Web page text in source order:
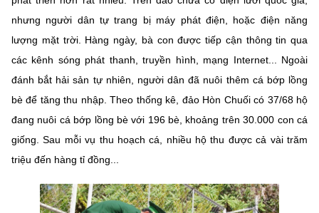
nhưng người dân tự trang bị máy phát điện, hoặc điện năng
lượng mặt trời. Hàng ngày, bà con được tiếp cận thông tin qua
các kênh sóng phát thanh, truyền hình, mạng Internet... Ngoài
đánh bắt hải sản tự nhiên, người dân đã nuôi thêm cá bớp lồng
bè để tăng thu nhập. Theo thống kê, đảo Hòn Chuối có 37/68 hộ
đang nuôi cá bớp lồng bè với 196 bè, khoảng trên 30.000 con cá
giống. Sau mỗi vụ thu hoạch cá, nhiều hộ thu được cả vài trăm
triệu đến hàng tỉ đồng...